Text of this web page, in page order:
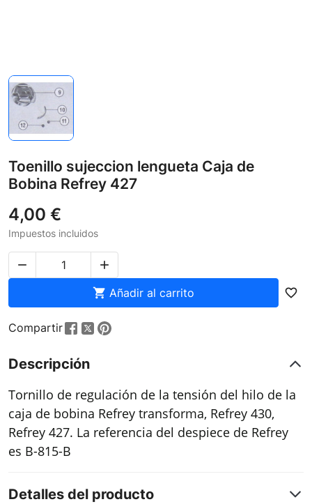
Toenillo sujeccion lengueta Caja de
Bobina Refrey 427
4,00 €
Impuestos incluidos


 Añadir al carrito favorite_border
Compartir
Descripción
Tornillo de regulación de la tensión del hilo de la
caja de bobina Refrey transforma, Refrey 430,
Refrey 427. La referencia del despiece de Refrey
es B-815-B
Detalles del producto